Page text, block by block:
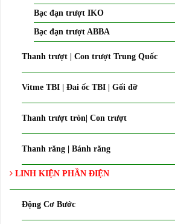
Bạc đạn trượt IKO
Bạc đạn trượt ABBA
Thanh trượt | Con trượt Trung Quốc
Vitme TBI | Đai ốc TBI | Gối đỡ
Thanh trượt tròn| Con trượt
Thanh răng | Bánh răng
LINH KIỆN PHẦN ĐIỆN
Động Cơ Bước